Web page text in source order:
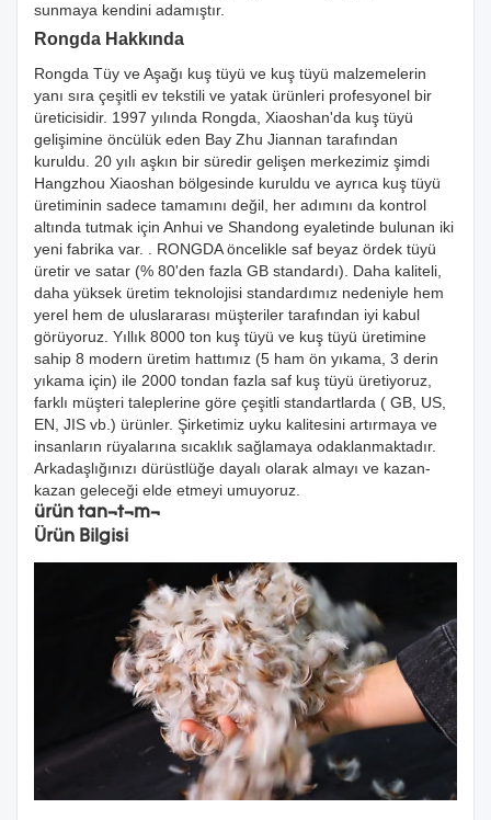
sunmaya kendini adamıştır.
Rongda Hakkında
Rongda Tüy ve Aşağı kuş tüyü ve kuş tüyü malzemelerin
yanı sıra çeşitli ev tekstili ve yatak ürünleri profesyonel bir
üreticisidir. 1997 yılında Rongda, Xiaoshan'da kuş tüyü
gelişimine öncülük eden Bay Zhu Jiannan tarafından
kuruldu. 20 yılı aşkın bir süredir gelişen merkezimiz şimdi
Hangzhou Xiaoshan bölgesinde kuruldu ve ayrıca kuş tüyü
üretiminin sadece tamamını değil, her adımını da kontrol
altında tutmak için Anhui ve Shandong eyaletinde bulunan iki
yeni fabrika var. . RONGDA öncelikle saf beyaz ördek tüyü
üretir ve satar (% 80'den fazla GB standardı). Daha kaliteli,
daha yüksek üretim teknolojisi standardımız nedeniyle hem
yerel hem de uluslararası müşteriler tarafından iyi kabul
görüyoruz. Yıllık 8000 ton kuş tüyü ve kuş tüyü üretimine
sahip 8 modern üretim hattımız (5 ham ön yıkama, 3 derin
yıkama için) ile 2000 tondan fazla saf kuş tüyü üretiyoruz,
farklı müşteri taleplerine göre çeşitli standartlarda ( GB, US,
EN, JIS vb.) ürünler. Şirketimiz uyku kalitesini artırmaya ve
insanların rüyalarına sıcaklık sağlamaya odaklanmaktadır.
Arkadaşlığınızı dürüstlüğe dayalı olarak almayı ve kazan-
kazan geleceği elde etmeyi umuyoruz.
ürün tanıtımı
Ürün Bilgisi